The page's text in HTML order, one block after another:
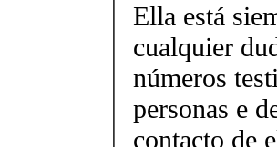
Ella está
cualquier
números
personas e
contacto de